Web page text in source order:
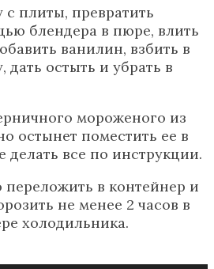
с плиты, превратить
блендера в пюре, влить
ванилин, взбить в
остыть и убрать в
мороженого из
остынет поместить ее в
делать все по инструкции.
переложить в контейнер и
не менее 2 часов в
холодильника.